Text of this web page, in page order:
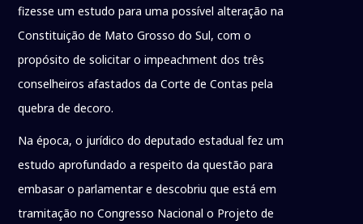
fizesse um estudo para uma possível alteração na
Constituição de Mato Grosso do Sul, com o
propósito de solicitar o impeachment dos três
conselheiros afastados da Corte de Contas pela
quebra de decoro.
Na época, o jurídico do deputado estadual fez um
estudo aprofundado a respeito da questão para
embasar o parlamentar e descobriu que está em
tramitação no Congresso Nacional o Projeto de